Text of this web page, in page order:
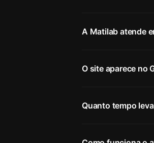
A Matilab atende
O site aparece no
Quanto tempo